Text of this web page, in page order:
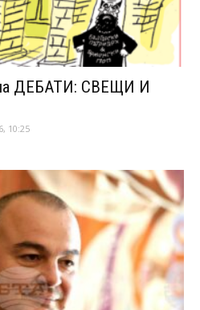
на ДЕБАТИ: СВЕЩИ И
10:25